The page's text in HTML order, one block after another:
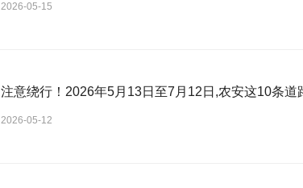
2026-05-15
注意绕行！2026年5月13日至7月12日,农安这10条道
2026-05-12